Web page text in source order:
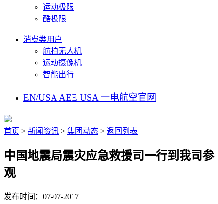
运动极限
酷极限
消费类用户
航拍无人机
运动摄像机
智能出行
EN/USA AEE USA 一电航空官网
首页 > 新闻资讯 > 集团动态 > 返回列表
中国地震局震灾应急救援司一行到我司参
观
发布时间：07-07-2017